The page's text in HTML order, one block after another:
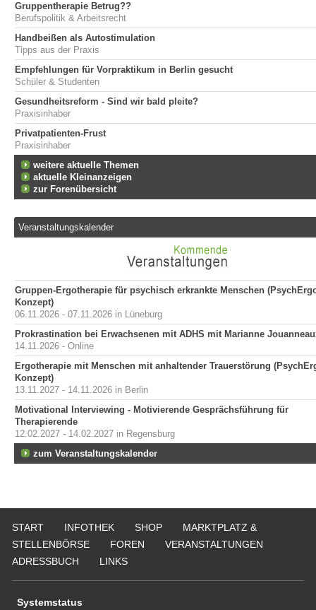
Gruppentherapie Betrug??
Berufspolitik & Arbeitsrecht
Handbeißen als Autostimulation
Tipps aus der Praxis
Empfehlungen für Vorpraktikum in Berlin gesucht
Schüler & Studenten
Gesundheitsreform - Sind wir bald pleite?
Praxisinhaber
Privatpatienten-Frust
Praxisinhaber
weitere aktuelle Themen
aktuelle Kleinanzeigen
zur Forenübersicht
Veranstaltungskalender
Gruppen-Ergotherapie für psychisch erkrankte Menschen
Konzept)
06.11.2026 - 07.11.2026 in Lüneburg
Prokrastination bei Erwachsenen mit ADHS mit Marianne
14.11.2026 - Online
Ergotherapie mit Menschen mit anhaltender Trauerstörung
Konzept)
13.11.2027 - 14.11.2026 in Berlin
Motivational Interviewing - Motivierende Gesprächsführung für
Therapierende
12.02.2027 - 14.02.2027 in Regensburg
zum Veranstaltungskalender
START INFOTHEK SHOP
MARKTPLATZ &
STELLENBÖRSE
FOREN
VERANSTALTUNGEN
ADRESSBUCH
LINKS
Systemstatus